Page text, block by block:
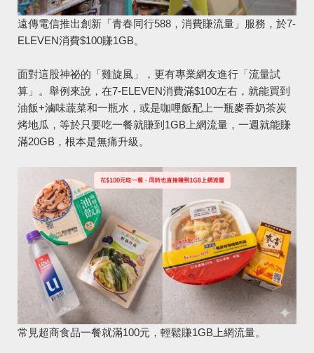
遠傳電信推出創新「青春同行588，消費賺流量」服務，於7-
ELEVEN消費$100賺1GB。
面對這股神祕的「雞旋風」，更有專業網友進行「流量試
算」。舉例來說，在7-ELEVEN消費滿$100左右，就能買到
油飯+滷味蔬菜和一瓶水，或是咖哩飯配上一瓶麥香奶茶炭
烤地瓜，等於只要吃一餐就賺到1GB上網流量，一週就能賺
滿20GB，根本是無痛升級。
常見超商食品一餐就滿100元，輕鬆賺1GB上網流量。